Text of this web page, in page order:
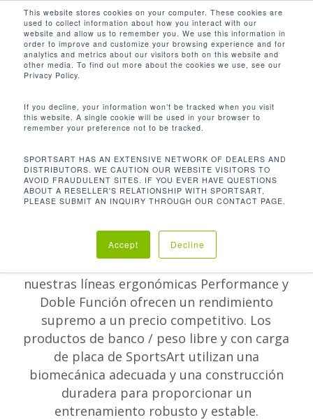
This website stores cookies on your computer. These cookies are
used to collect information about how you interact with our
website and allow us to remember you. We use this information in
order to improve and customize your browsing experience and for
analytics and metrics about our visitors both on this website and
other media. To find out more about the cookies we use, see our
Privacy Policy.
If you decline, your information won’t be tracked when you visit
this website. A single cookie will be used in your browser to
remember your preference not to be tracked.
SPORTSART HAS AN EXTENSIVE NETWORK OF DEALERS AND
DISTRIBUTORS. WE CAUTION OUR WEBSITE VISITORS TO
AVOID FRAUDULENT SITES. IF YOU EVER HAVE QUESTIONS
ABOUT A RESELLER'S RELATIONSHIP WITH SPORTSART,
PLEASE SUBMIT AN INQUIRY THROUGH OUR CONTACT PAGE.
Accept Decline
main
content
search
PRODUCTOS DE FUERZA
Las líneas de fuerza de SportsArt constan de
Status y Performance. La línea también
incluye unidades de doble función, unidades
de carga de placas y pesas y bancos libres.
está diseñado para aumentar el equilibrio del
entrenamiento y proporcionar ejercicio
nuestras líneas ergonómicas Performance y
Doble Función ofrecen un rendimiento
supremo a un precio competitivo. Los
productos de banco / peso libre y con carga
de placa de SportsArt utilizan una
biomecánica adecuada y una construcción
duradera para proporcionar un
entrenamiento robusto y estable.
Close
Menu